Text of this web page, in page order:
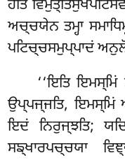
ਹੋਤਿ
ਅਚ੍ਚਯੇਨ ਤਮ੍ਹਾ
ਪਟਿਚ੍ਚਸਮੁਪ੍ਪਾਦਂ
‘‘ਇਤਿ
ਉਪ੍ਪਜ੍ਜਤਿ, ਇਮਸ੍ਮਿਂ
ਇਦਂ ਨਿਰੁਜ੍ਝਤਿ;
ਸਙ੍ਖਾਰਪਚ੍ਚਯਾ